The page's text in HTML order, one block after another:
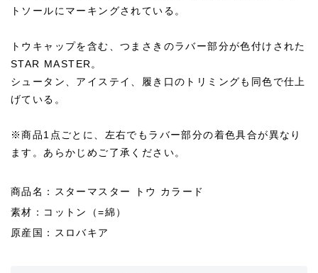
トソールにマーキングされている。
トウキャップを含む、つまさきのラバー部分が色付けされた
STAR MASTER。
シュータン、アイステイ、履き口のトリミングも同色で仕上
げている。
※商品1点ごとに、左右でもラバー部分の着色具合が異なり
ます。あらかじめご了承ください。
商品名：スターマスター トウ カラード
素材：コットン（=綿）
原産国：スロバキア